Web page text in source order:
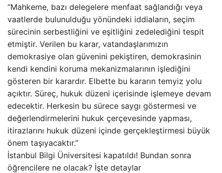
“Mahkeme, bazı delegelere menfaat sağlandığı veya
vaatlerde bulunulduğu yönündeki iddiaların, seçim
sürecinin serbestliğini ve eşitliğini zedelediğini tespit
etmiştir. Verilen bu karar, vatandaşlarımızın
demokrasiye olan güvenini pekiştiren, demokrasinin
kendi kendini koruma mekanizmalarının işlediğini
gösteren bir karardır. Elbette bu kararın temyiz yolu
açıktır. Süreç, hukuk düzeni içerisinde işlemeye devam
edecektir. Herkesin bu sürece saygı göstermesi ve
değerlendirmelerini hukuk çerçevesinde yapması,
itirazlarını hukuk düzeni içinde gerçekleştirmesi büyük
önem taşıyacaktır.”
İstanbul Bilgi Üniversitesi kapatıldı! Bundan sonra
öğrencilere ne olacak? İşte detaylar